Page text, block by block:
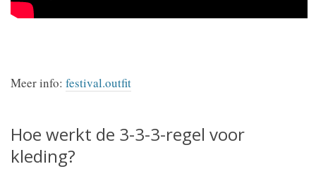
Meer info: festival.outfit
Hoe werkt de 3-3-3-regel voor
kleding?